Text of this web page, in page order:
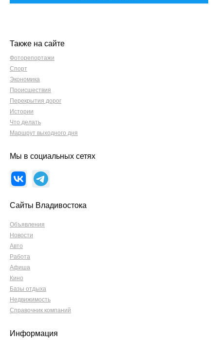
Также на сайте
Фоторепортажи
Спорт
Экономика
Происшествия
Перекрытия дорог
Истории
Что делать
Маршрут выходного дня
Мы в социальных сетях
Сайты Владивостока
Объявления
Новости
Авто
Работа
Афиша
Кино
Базы отдыха
Недвижимость
Справочник компаний
Информация